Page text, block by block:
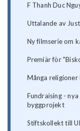
F Thanh Duc
Uttalande av
Ny filmserie om
Premiär för
Många
Fundraising -
byggprojekt
Stiftskollekt till